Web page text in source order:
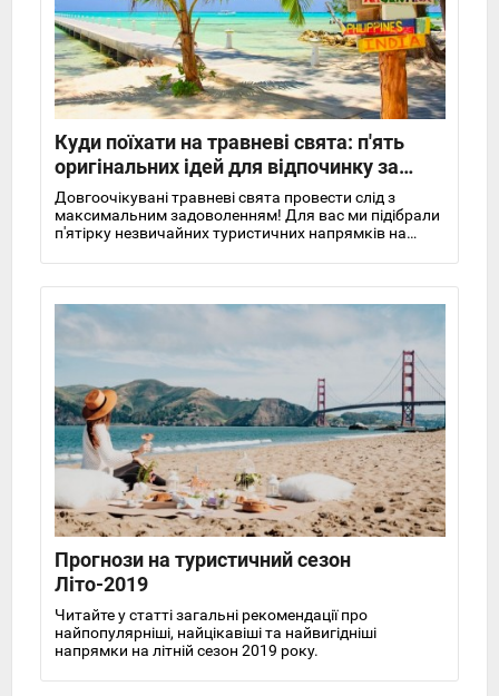
Куди поїхати на травневі свята: п'ять
оригінальних ідей для відпочинку за
кордоном
Довгоочікувані травневі свята провести слід з
максимальним задоволенням! Для вас ми підібрали
п'ятірку незвичайних туристичних напрямків на
Прогнози на туристичний сезон
Літо-2019
Читайте у статті загальні рекомендації про
найпопулярніші, найцікавіші та найвигідніші
напрямки на літній сезон 2019 року.